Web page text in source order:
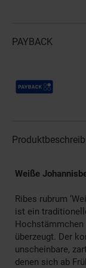
PAYBACK
Payback Punkte
Weiße
Ribes rubrum
ist ein
überzeugt. Der
unscheinbare,
denen sich ab